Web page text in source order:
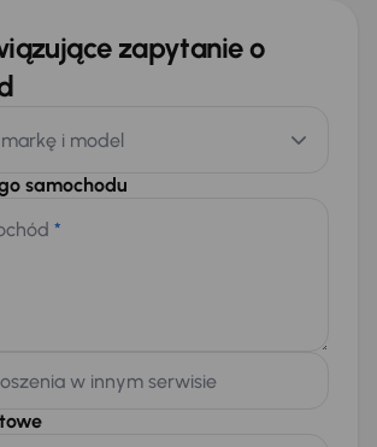
zapytanie o
i model
samochodu
*
w innym serwisie